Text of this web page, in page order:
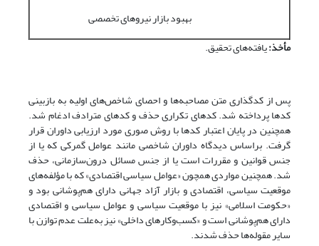
بهبود بازار نیروهای تخصصی
مأخذ:یافته‌های تحقیق.
پس از کدگذاری متن مصاحبه‌ها و احصای شاخص‌های اولیه به بازبینی
کدها پرداخته شد. کدهای تکراری حذف و کدهای مترادف ادغام شد.
همچنین در پایان اعتبار کدها با روش صوری مورد ارزیابی داوران قرار
گرفت. براساس دیدگاه داوران شاخصی مانند عوامل گمرکی که یا از
جنس قوانین و مقررات است یا از جنس مسائل درون‌سازمانی، حذف
شد. همچنین مواردی همچون «عوامل سیاسی اقتصادی» که با مؤلفه‌های
موقعیت سیاسی، اقتصادی و بازار آزاد جهانی دارای هم‌پوشانی بود و
«حکومت اسلامی» نیز با موقعیت سیاسی و عوامل سیاسی و اقتصادی
دارای هم‌پوشانی است و «کسب‌وکارهای داخلی» نیز به‌علت عدم توازن با
سایر مقوله‌ها حذف شدند.